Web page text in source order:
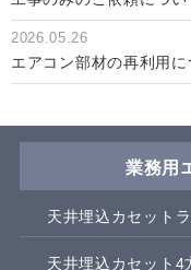
2026.05.26
エアコン部材の再利用に
業務用
天井埋込カセット
天井埋込カセット4